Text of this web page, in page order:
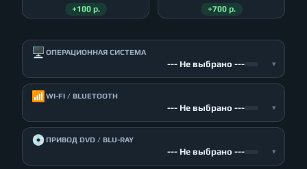
+100 р. +700 р.
🖥️ ОПЕРАЦИОННАЯ СИСТЕМА
--- Не выбрано --- ▾
📶 WI-FI / BLUETOOTH
--- Не выбрано --- ▾
💿ПРИВОД DVD / BLU-RAY
--- Не выбрано --- ▾